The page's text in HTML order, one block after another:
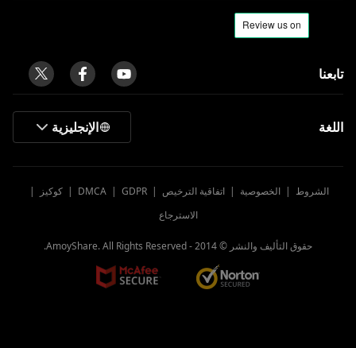
تابعنا
اللغة الإنجليزية
الشروط | الخصوصية | اتفاقية الترخيص |
DMCA | GDPR
| كوكيز
|
الاسترجاع
حقوق التأليف والنشر © 2014 - AmoyShare. All Rights Reserved.